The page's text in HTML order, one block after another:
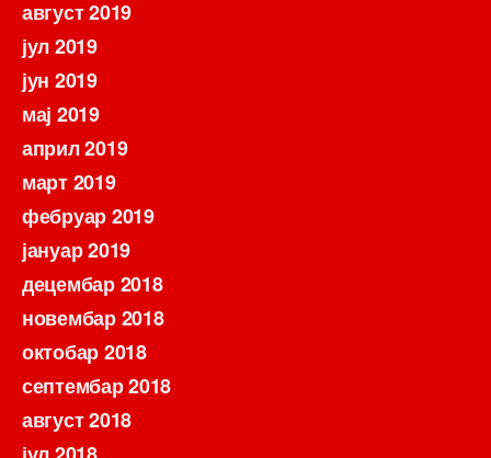
август 2019
јул 2019
јун 2019
мај 2019
април 2019
март 2019
фебруар 2019
јануар 2019
децембар 2018
новембар 2018
октобар 2018
септембар 2018
август 2018